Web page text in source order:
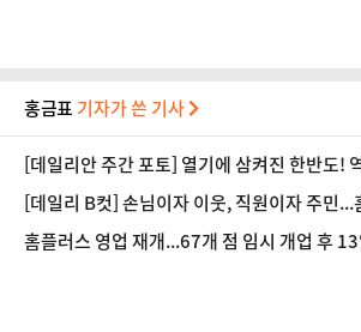
홍금표 기자가 쓴 기사
[데일리안 주간 포토] 열기에 삼켜진 한반도!
[데일리 B컷] 손님이자 이웃, 직원이자 주민
홈플러스 영업 재개...67개 점 임시 개업 후